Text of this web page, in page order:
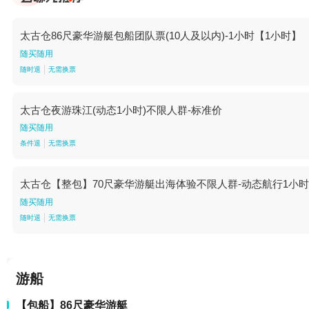
太古仓86尺豪华游艇包船团队票(10人及以内)-1小时【1小时】
随买随用
随时退 无需换票
太古仓夜游珠江(动态1小时)不限人群-标准价
随买随用
条件退 无需换票
太古仓【整包】70尺豪华游艇出海体验不限人群-动态航行1小时
随买随用
随时退 无需换票
游船
【包船】86尺豪华游艇